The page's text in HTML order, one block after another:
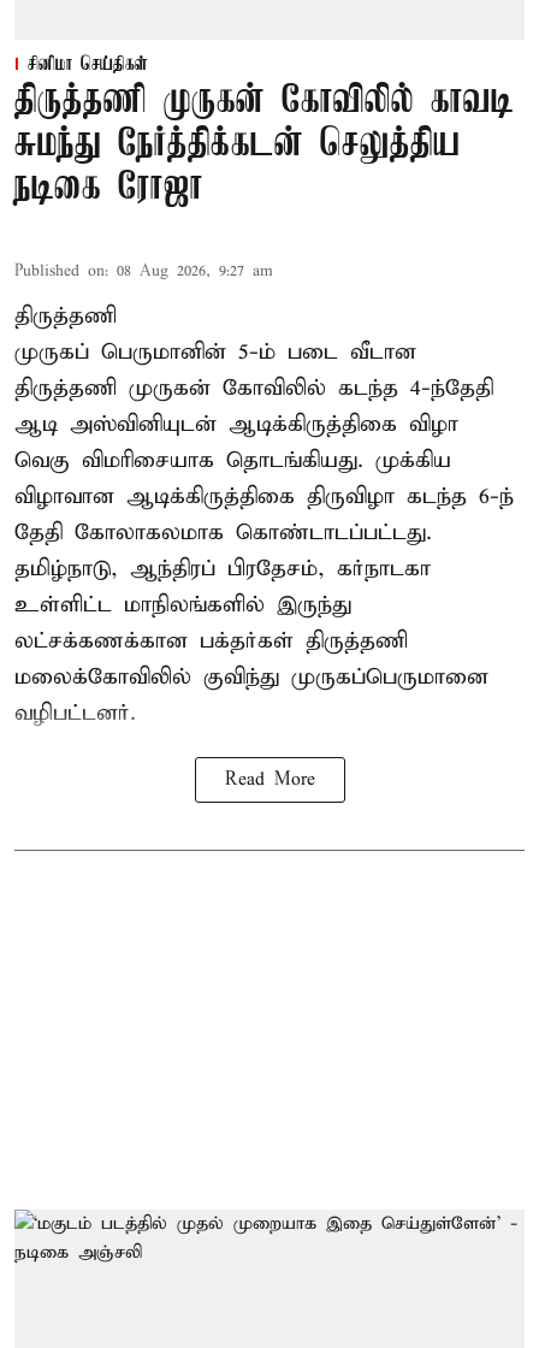
சினிமா செய்திகள்
திருத்தணி முருகன் கோவிலில் காவடி
சுமந்து நேர்த்திக்கடன் செலுத்திய
நடிகை ரோஜா
Published on: 08 Aug 2026, 9:27 am
திருத்தணி
முருகப் பெருமானின் 5-ம் படை வீடான
திருத்தணி முருகன் கோவிலில் கடந்த 4-ந்தேதி
ஆடி அஸ்வினியுடன் ஆடிக்கிருத்திகை விழா
வெகு விமரிசையாக தொடங்கியது. முக்கிய
விழாவான ஆடிக்கிருத்திகை திருவிழா கடந்த 6-ந்
தேதி கோலாகலமாக கொண்டாடப்பட்டது.
தமிழ்நாடு, ஆந்திரப் பிரதேசம், கர்நாடகா
உள்ளிட்ட மாநிலங்களில் இருந்து
லட்சக்கணக்கான பக்தர்கள் திருத்தணி
மலைக்கோவிலில் குவிந்து முருகப்பெருமானை
வழிபட்டனர்.
Read More